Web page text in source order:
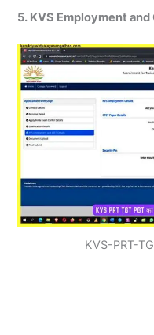
5. KVS Employment
KVS-PRT-